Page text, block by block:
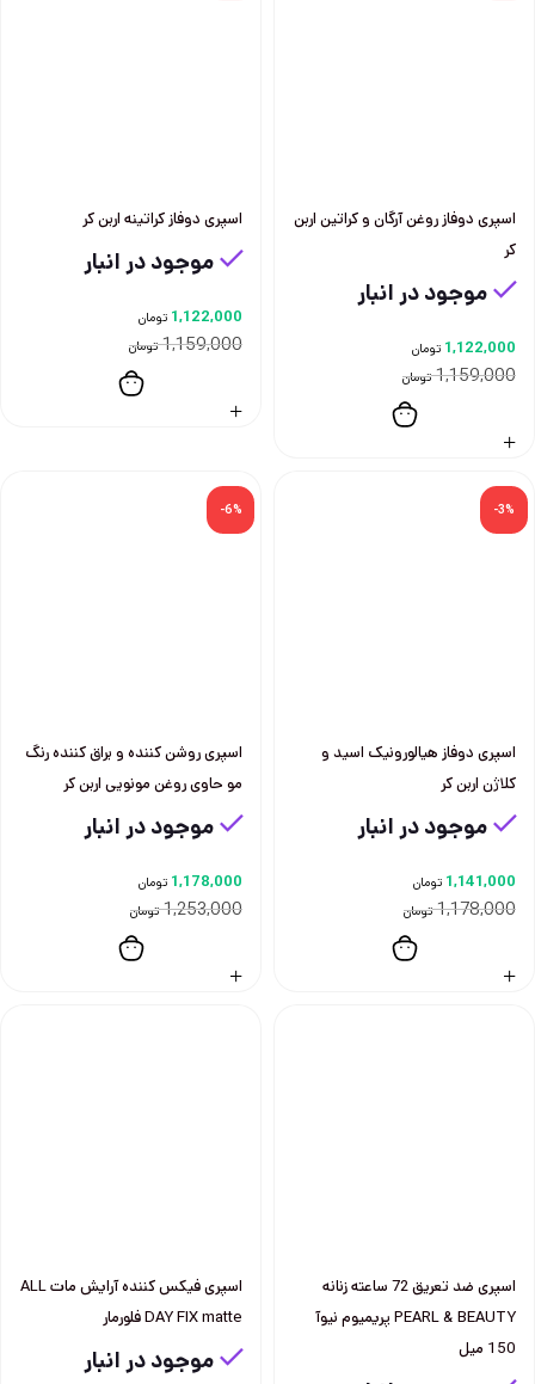
اسپری دوفاز روغن آرگان و کراتین اربن
کر
موجود در انبار
1,159,000 تومان
1,122,000 تومان
اسپری دوفاز کراتینه اربن کر
موجود در انبار
1,159,000 تومان
1,122,000 تومان
-3%
اسپری دوفاز هیالورونیک اسید و
کلاژن اربن کر
موجود در انبار
1,178,000 تومان
1,141,000 تومان
-6%
اسپری روشن کننده و براق کننده رنگ
مو حاوی روغن مونویی اربن کر
موجود در انبار
1,253,000 تومان
1,178,000 تومان
اسپری ضد تعريق 72 ساعته زنانه
PEARL & BEAUTY پريميوم نيوآ
150 ميل
اسپری فيكس كننده آرايش مات ALL
DAY FIX matte فلورمار
موجود در انبار